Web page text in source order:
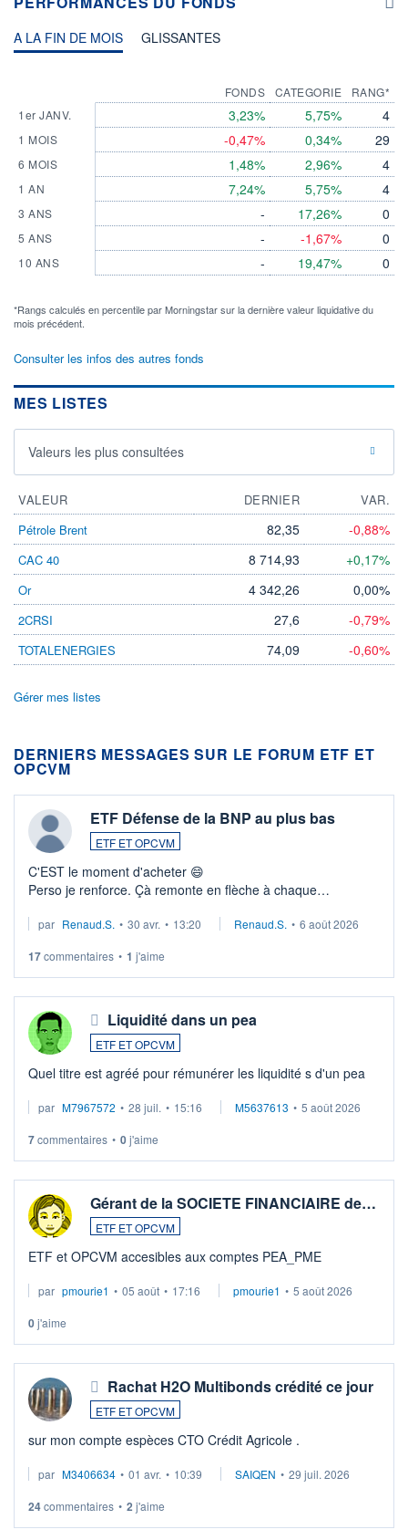
A LA FIN DE MOIS GLISSANTES
1er JANV.
1 MOIS
6 MOIS
1 AN
3 ANS
5 ANS
10 ANS
FONDS
3,23%
-0,47%
1,48%
7,24%
-
-
-
CATEGORIE
5,75%
0,34%
2,96%
5,75%
17,26%
-1,67%
19,47%
RANG*
4
29
4
4
0
0
0
*Rangs calculés en percentile par Morningstar sur la dernière valeur liquidative du
mois précédent.
Consulter les infos des autres fonds
MES LISTES
Valeurs les plus consultées
VALEUR DERNIER
VAR.
Pétrole Brent
82,35 -0,88%
CAC 40 8 714,93 +0,17%
Or 4 342,26 0,00%
2CRSI 27,6 -0,79%
TOTALENERGIES 74,09 -0,60%
Gérer mes listes
DERNIERS MESSAGES SUR LE FORUM ETF ET
OPCVM
ETF Défense de la BNP au plus bas
ETF ET OPCVM
C'EST le moment d'acheter 😄​
Perso je renforce. Çà remonte en flèche à chaque
Investissement long terme tip top pour sa retraite.
par Renaud.S. • 30 avr. • 13:20 Renaud.S. • 6 août 2026
17commentaires • 1 j'aime
Liquidité dans un pea
ETF ET OPCVM
Quel titre est agréé pour rémunérer les liquidité s d'un pea
par M7967572 • 28 juil. • 15:16 M5637613 • 5 août 2026
7commentaires • 0j'aime
Gérant de la SOCIETE FINANCIAIRE de…
ETF ET OPCVM
ETF et OPCVM accesibles aux comptes PEA_PME
par pmourie1 • 05 août • 17:16 pmourie1 • 5 août 2026
0j'aime
Rachat H2O Multibonds crédité ce jour
ETF ET OPCVM
sur mon compte espèces CTO Crédit Agricole .
par M3406634 • 01 avr. • 10:39 SAIQEN • 29 juil. 2026
24commentaires • 2 j'aime